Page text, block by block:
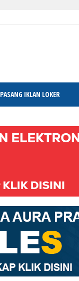
PASANG IKLAN LOKER